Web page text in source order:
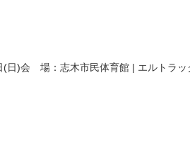
日)会 場：志⽊市⺠体育館 | エルトラッ